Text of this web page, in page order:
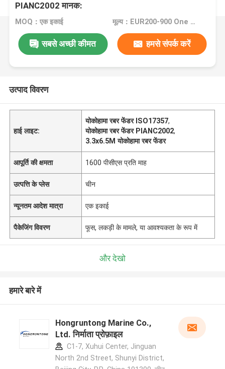
PIANC2002 मानक:
MOQ：एक इकाई मूल्य：EUR200-900 One Piece
सबसे अच्छी कीमत हमसे संपर्क करें
उत्पाद विवरण
हाई लाइट:
योकोहामा रबर फेंडर ISO17357,
योकोहामा रबर फेंडर PIANC2002,
3.3x6.5M योकोहामा रबर फेंडर
आपूर्ति की क्षमता 1600 पीसीएस प्रति माह
उत्पत्ति के प्लेस चीन
न्यूनतम आदेश मात्रा एक इकाई
पैकेजिंग विवरण फूस, लकड़ी के मामले, या आवश्यकता के रूप में
और देखो
हमारे बारे में
Hongruntong Marine Co.,
Ltd. निर्माता प्रोफ़ाइल
C1-7, Xuhui Center, Jinguan
North 2nd Street, Shunyi District,